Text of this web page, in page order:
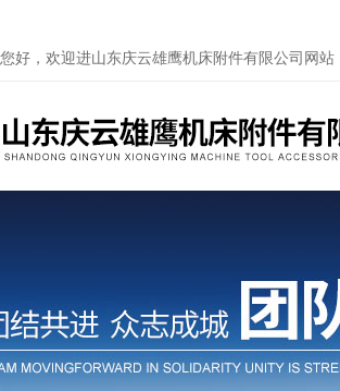
您好，欢迎进山东庆云雄鹰机床附件有限公司网站